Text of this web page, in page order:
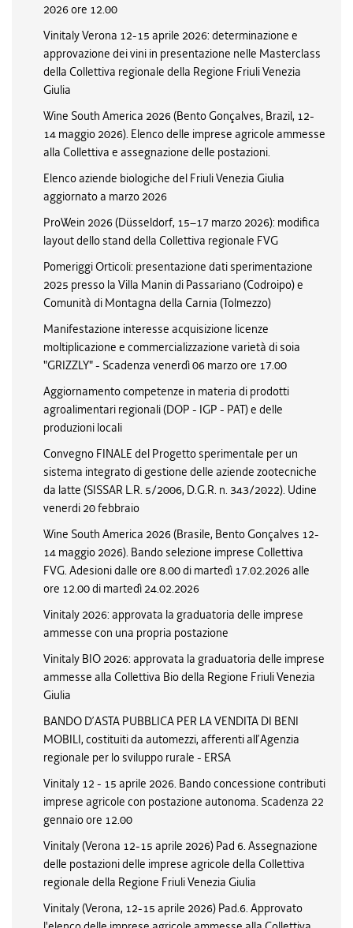
2026 ore 12.00
Vinitaly Verona 12-15 aprile 2026: determinazione e
approvazione dei vini in presentazione nelle Masterclass
della Collettiva regionale della Regione Friuli Venezia
Giulia
Wine South America 2026 (Bento Gonçalves, Brazil, 12-
14 maggio 2026). Elenco delle imprese agricole ammesse
alla Collettiva e assegnazione delle postazioni.
Elenco aziende biologiche del Friuli Venezia Giulia
aggiornato a marzo 2026
ProWein 2026 (Düsseldorf, 15–17 marzo 2026): modifica
layout dello stand della Collettiva regionale FVG
Pomeriggi Orticoli: presentazione dati sperimentazione
2025 presso la Villa Manin di Passariano (Codroipo) e
Comunità di Montagna della Carnia (Tolmezzo)
Manifestazione interesse acquisizione licenze
moltiplicazione e commercializzazione varietà di soia
"GRIZZLY" - Scadenza venerdì 06 marzo ore 17.00
Aggiornamento competenze in materia di prodotti
agroalimentari regionali (DOP - IGP - PAT) e delle
produzioni locali
Convegno FINALE del Progetto sperimentale per un
sistema integrato di gestione delle aziende zootecniche
da latte (SISSAR L.R. 5/2006, D.G.R. n. 343/2022). Udine
venerdi 20 febbraio
Wine South America 2026 (Brasile, Bento Gonçalves 12-
14 maggio 2026). Bando selezione imprese Collettiva
FVG. Adesioni dalle ore 8.00 di martedì 17.02.2026 alle
ore 12.00 di martedì 24.02.2026
Vinitaly 2026: approvata la graduatoria delle imprese
ammesse con una propria postazione
Vinitaly BIO 2026: approvata la graduatoria delle imprese
ammesse alla Collettiva Bio della Regione Friuli Venezia
Giulia
BANDO D’ASTA PUBBLICA PER LA VENDITA DI BENI
MOBILI, costituiti da automezzi, afferenti all’Agenzia
regionale per lo sviluppo rurale - ERSA
Vinitaly 12 - 15 aprile 2026. Bando concessione contributi
imprese agricole con postazione autonoma. Scadenza 22
gennaio ore 12.00
Vinitaly (Verona 12-15 aprile 2026) Pad 6. Assegnazione
delle postazioni delle imprese agricole della Collettiva
regionale della Regione Friuli Venezia Giulia
Vinitaly (Verona, 12-15 aprile 2026) Pad.6. Approvato